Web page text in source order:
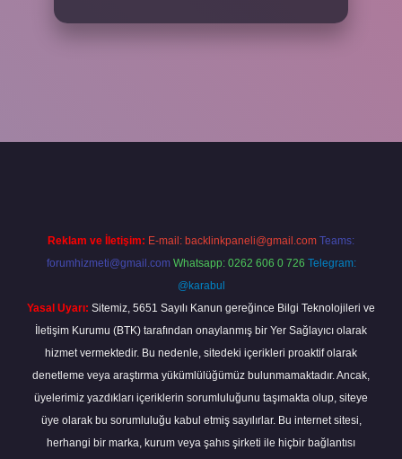
Reklam ve İletişim: E-mail: backlinkpaneli@gmail.com Teams:
forumhizmeti@gmail.com Whatsapp: 0262 606 0 726 Telegram:
@karabul
Yasal Uyarı: Sitemiz, 5651 Sayılı Kanun gereğince Bilgi Teknolojileri ve
İletişim Kurumu (BTK) tarafından onaylanmış bir Yer Sağlayıcı olarak
hizmet vermektedir. Bu nedenle, sitedeki içerikleri proaktif olarak
denetleme veya araştırma yükümlülüğümüz bulunmamaktadır. Ancak,
üyelerimiz yazdıkları içeriklerin sorumluluğunu taşımakta olup, siteye
üye olarak bu sorumluluğu kabul etmiş sayılırlar. Bu internet sitesi,
herhangi bir marka, kurum veya şahıs şirketi ile hiçbir bağlantısı